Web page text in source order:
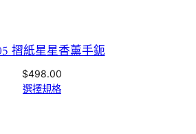
摺紙星星香薰手鈪
$498.00
選擇規格